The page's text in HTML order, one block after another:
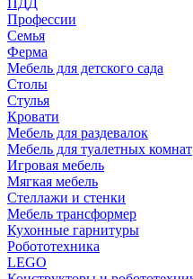
ПДД
Профессии
Семья
Ферма
Мебель для детского сада
Столы
Cтулья
Кровати
Мебель для раздевалок
Мебель для туалетных комнат
Игровая мебель
Мягкая мебель
Стеллажи и стенки
Мебель трансформер
Кухонные гарнитуры
Робототехника
LEGO